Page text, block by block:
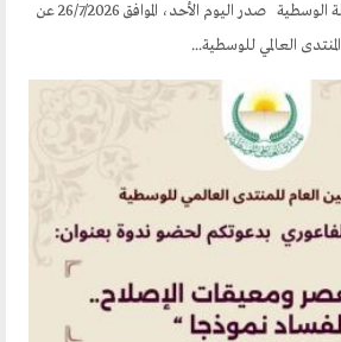
صدور العدد (48) من مجلة الوسطية صدر اليوم الأحد، الموافق 26/7/2026 عن
المنتدى العالمي للوسطية...